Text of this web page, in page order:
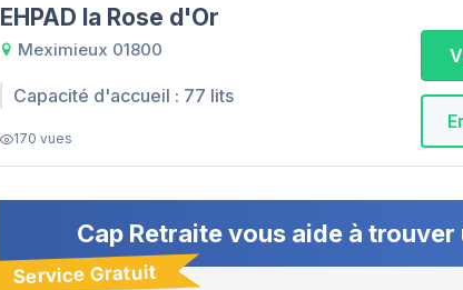
EHPAD la Rose d'Or
Meximieux 01800
Capacité d'accueil : 77 lits
170 vues
Cap Retraite vous aide à trouver
Service Gratuit